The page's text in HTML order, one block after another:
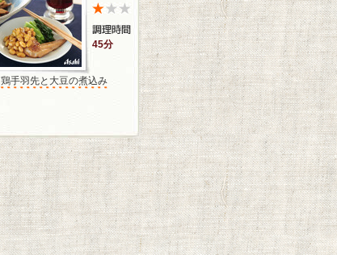
45分
手羽先と大豆の煮込み